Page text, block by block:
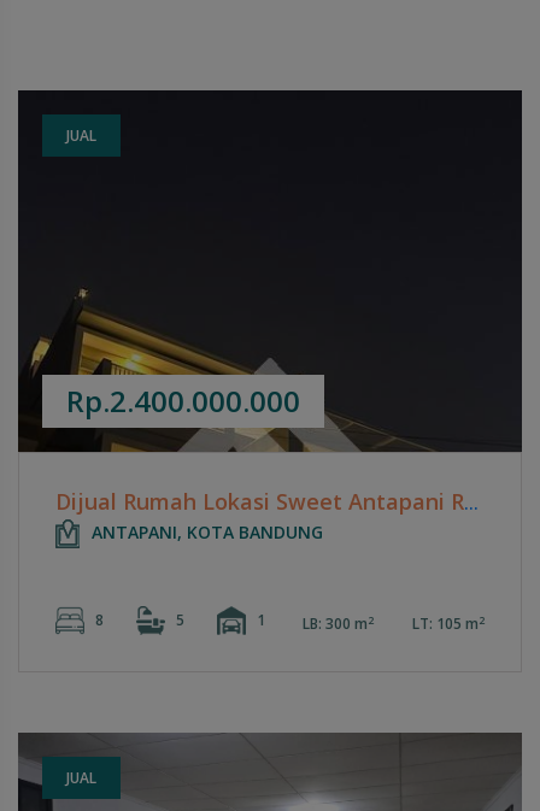
JUAL
Rp.2.400.000.000
Dijual Rumah Lokasi Sweet Antapani Residence - Antapani Wetan
ANTAPANI, KOTA BANDUNG
8 5 1 LB: 300 m2 LT: 105 m2
JUAL